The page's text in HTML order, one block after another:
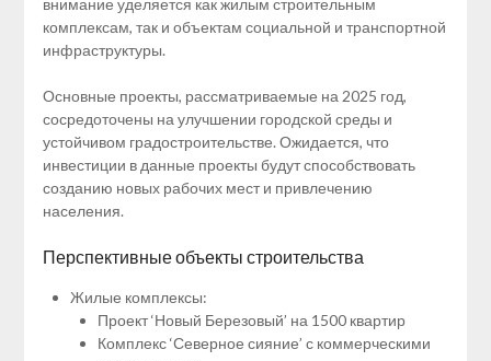
внимание уделяется как жилым строительным
комплексам, так и объектам социальной и транспортной
инфраструктуры.
Основные проекты, рассматриваемые на 2025 год,
сосредоточены на улучшении городской среды и
устойчивом градостроительстве. Ожидается, что
инвестиции в данные проекты будут способствовать
созданию новых рабочих мест и привлечению
населения.
Перспективные объекты строительства
Жилые комплексы:
Проект ‘Новый Березовый’ на 1500 квартир
Комплекс ‘Северное сияние’ с коммерческими